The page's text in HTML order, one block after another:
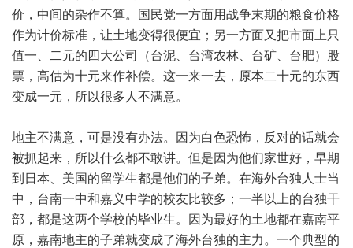
价，中间的杂作不算。国民党一方面用战争末期的粮食价格
作为计价标准，让土地变得很便宜；另一方面又把市面上只
值一、二元的四大公司（台泥、台湾农林、台矿、台肥）股
票，高估为十元来作补偿。这一来一去，原本二十元的东西
变成一元，所以很多人不满意。
地主不满意，可是没有办法。因为白色恐怖，反对的话就会
被抓起来，所以什么都不敢讲。但是因为他们家世好，早期
到日本、美国的留学生都是他们的子弟。在海外台独人士当
中，台南一中和嘉义中学的校友比较多；一半以上的台独干
部，都是这两个学校的毕业生。因为最好的土地都在嘉南平
原，嘉南地主的子弟就变成了海外台独的主力。一个典型的